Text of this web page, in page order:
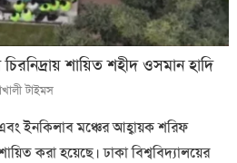
শায়িত শহীদ ওসমান হাদি
টাইমস
ইনকিলাব মঞ্চের আহ্বায়ক শরিফ
করা হয়েছে। ঢাকা বিশ্ববিদ্যালয়ের